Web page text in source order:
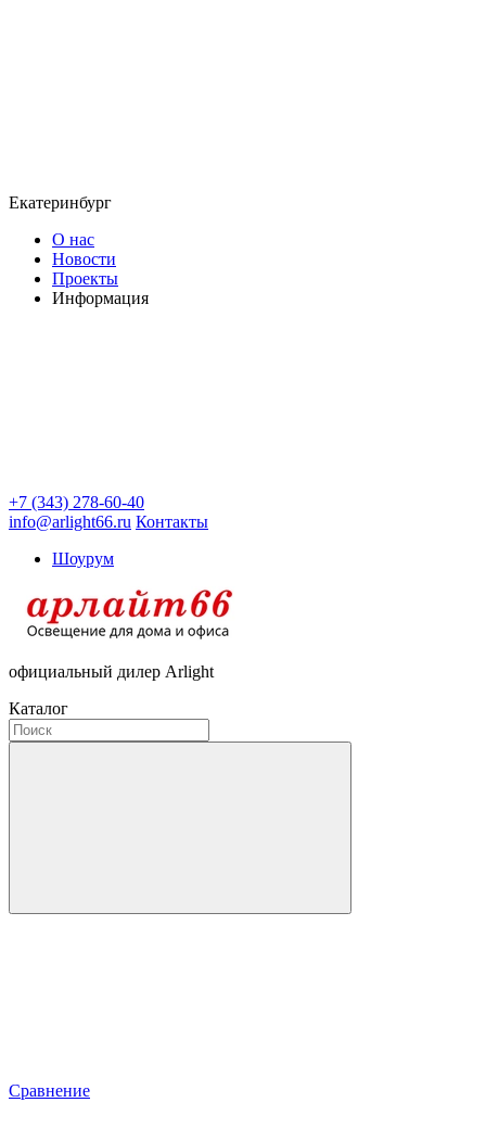
Екатеринбург
О нас
Новости
Проекты
Информация
+7 (343) 278-60-40
info@arlight66.ru Контакты
Шоурум
официальный дилер Arlight
Каталог
Сравнение